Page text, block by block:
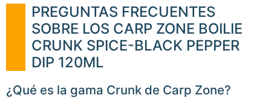
PREGUNTAS FRECUENTES
SOBRE LOS CARP ZONE BOILIE
CRUNK SPICE-BLACK PEPPER
DIP 120ML
¿Qué es la gama Crunk de Carp Zone?